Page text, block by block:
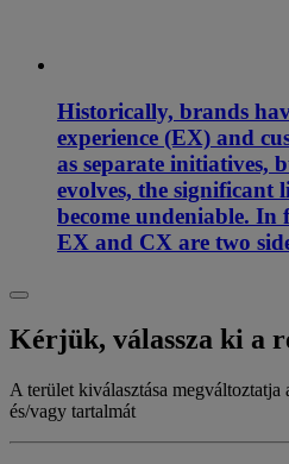
Historically, brands
experience (EX) and
as separate initiatives,
evolves, the significant
become undeniable. In
EX and CX are two
Kérjük, válassza ki a
A terület kiválasztása
és/vagy tartalmát